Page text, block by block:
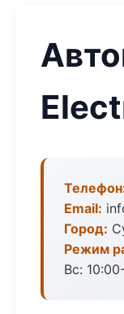
Email:
Город:
Режим
Вс: